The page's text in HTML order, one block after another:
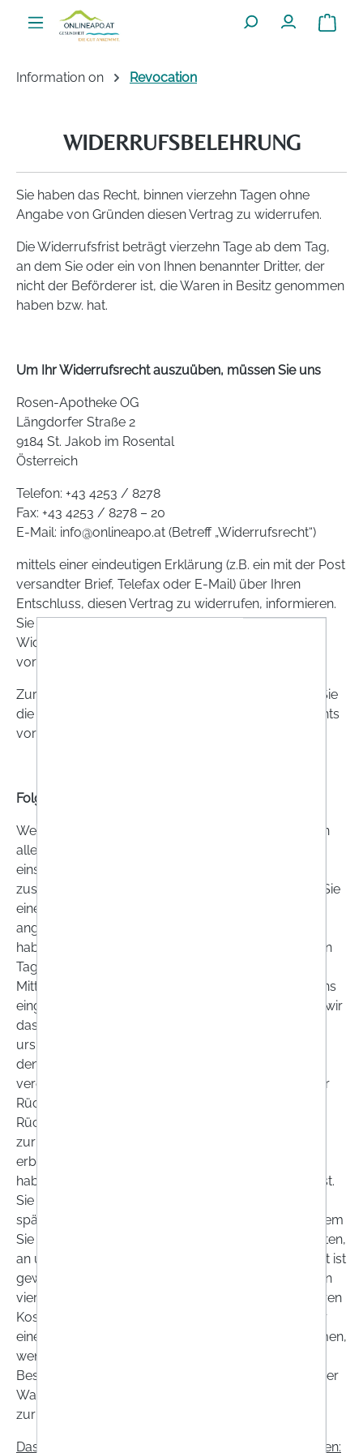
Skip to main content
Information on Revocation
WIDERRUFSBELEHRUNG
Sie haben das Recht, binnen vierzehn Tagen ohne
Angabe von Gründen diesen Vertrag zu widerrufen.
Die Widerrufsfrist beträgt vierzehn Tage ab dem Tag,
an dem Sie oder ein von Ihnen benannter Dritter, der
nicht der Beförderer ist, die Waren in Besitz genommen
haben bzw. hat.
Um Ihr Widerrufsrecht auszuüben, müssen Sie uns
Rosen-Apotheke OG
Längdorfer Straße 2
9184 St. Jakob im Rosental
Österreich
Telefon: +43 4253 / 8278
Fax: +43 4253 / 8278 – 20
E-Mail: info@onlineapo.at (Betreff „Widerrufsrecht“)
mittels einer eindeutigen Erklärung (z.B. ein mit der Post
versandter Brief, Telefax oder E-Mail) über Ihren
Entschluss, diesen Vertrag zu widerrufen, informieren.
Sie können dafür das beigefügte Muster-
Widerrufsformular verwenden, das jedoch nicht
vorgeschrieben ist.
Zur Wahrung der Widerrufsfrist reicht es aus, dass Sie
die Mitteilung über die Ausübung des Widerrufsrechts
vor Ablauf der Widerrufsfrist absenden.
Folgen des Widerrufs
Wenn Sie diesen Vertrag widerrufen, haben wir Ihnen
alle Zahlungen, die wir von Ihnen erhalten haben,
einschließlich der Lieferkosten (mit Ausnahme der
zusätzlichen Kosten, die sich daraus ergeben, dass Sie
eine andere Art der Lieferung als die von uns
angebotene, günstigste Standardlieferung gewählt
haben), unverzüglich und spätestens binnen vierzehn
Tagen ab dem Tag zurückzuzahlen, an dem die
Mitteilung über Ihren Widerruf dieses Vertrags bei uns
eingegangen ist. Für diese Rückzahlung verwenden wir
dasselbe Zahlungsmittel, das Sie bei der
ursprünglichen Transaktion eingesetzt haben, es sei
denn, mit Ihnen wurde ausdrücklich etwas anderes
vereinbart; in keinem Fall werden Ihnen wegen dieser
Rückzahlung Entgelte berechnet. Wir können die
Rückzahlung verweigern, bis wir die Waren wieder
zurückerhalten haben oder bis Sie den Nachweis
erbracht haben, dass Sie die Waren zurückgesandt
haben, je nachdem, welches der frühere Zeitpunkt ist.
Sie haben die Waren unverzüglich und in jedem Fall
spätestens binnen vierzehn Tagen ab dem Tag, an dem
Sie uns über den Widerruf dieses Vertrags unterrichten,
an uns zurückzusenden oder zu übergeben. Die Frist ist
gewahrt, wenn Sie die Waren vor Ablauf der Frist von
vierzehn Tagen absenden. Sie tragen die unmittelbaren
Kosten der Rücksendung der Waren. Sie müssen für
einen etwaigen Wertverlust der Waren nur aufkommen,
wenn dieser Wertverlust auf einen zur Prüfung der
Beschaffenheit, Eigenschaften und Funktionsweise der
Waren nicht notwendigen Umgang mit ihnen
zurückzuführen ist.
Das Widerrufsrecht besteht bei folgenden Waren: